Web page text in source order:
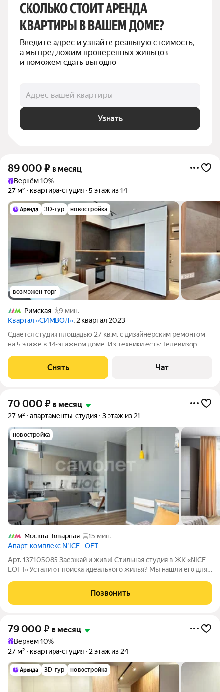
СКОЛЬКО СТОИТ АРЕНДА
КВАРТИРЫ В ВАШЕМ ДОМЕ?
Введите адрес и узнайте реальную стоимость,
а мы предложим проверенных жильцов
и поможем сдать выгодно
Адрес вашей квартиры
Узнать
89 000 ₽ в месяц
Вернём 10%
27 м²
квартира-студия 5 этаж из 14
3D-тур новостройка
возможен торг
Римская
9 мин.
Квартал «СИМВОЛ», 2 квартал 2023
Сдаётся студия площадью 27 кв.м. с дизайнерским ремонтом
на 5 этаже в 14-этажном доме. Из техники есть: Телевизор
Посудомоечная машина Кондиционер Умная колонка Яндекс с
Алисой Индукционная варочная
Снять Чат
70 000 ₽ в месяц
27 м² апартаменты-студия 3 этаж из 21
новостройка
Москва-Товарная
15 мин.
Апарт-комплекс N’ICE LOFT
Арт. 137105085 Заезжай и живи! Стильная студия в ЖК «NICE
LOFT» Устали от поиска идеального жилья? Мы нашли его для
в престижном ЖК «NICE LOFT». Здесь всё продумано до
Позвонить
79 000 ₽ в месяц
Вернём 10%
27 м²
квартира-студия 2 этаж из 24
3D-тур новостройка